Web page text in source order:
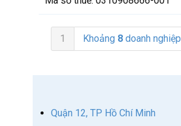
1 Khoảng 8 doanh nghiệp
Quận 12, TP Hồ Chí Minh